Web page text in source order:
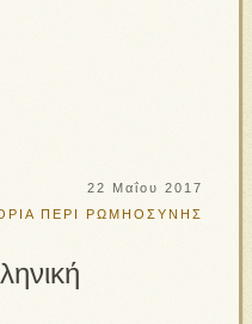
22 Μαΐου 2017
ΠΕΡΙ ΡΩΜΗΟΣΥΝΗΣ